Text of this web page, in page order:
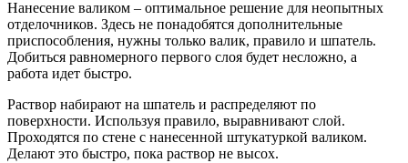
Нанесение валиком – оптимальное решение для неопытных
отделочников. Здесь не понадобятся дополнительные
приспособления, нужны только валик, правило и шпатель.
Добиться равномерного первого слоя будет несложно, а
работа идет быстро.
Раствор набирают на шпатель и распределяют по
поверхности. Используя правило, выравнивают слой.
Проходятся по стене с нанесенной штукатуркой валиком.
Делают это быстро, пока раствор не высох.